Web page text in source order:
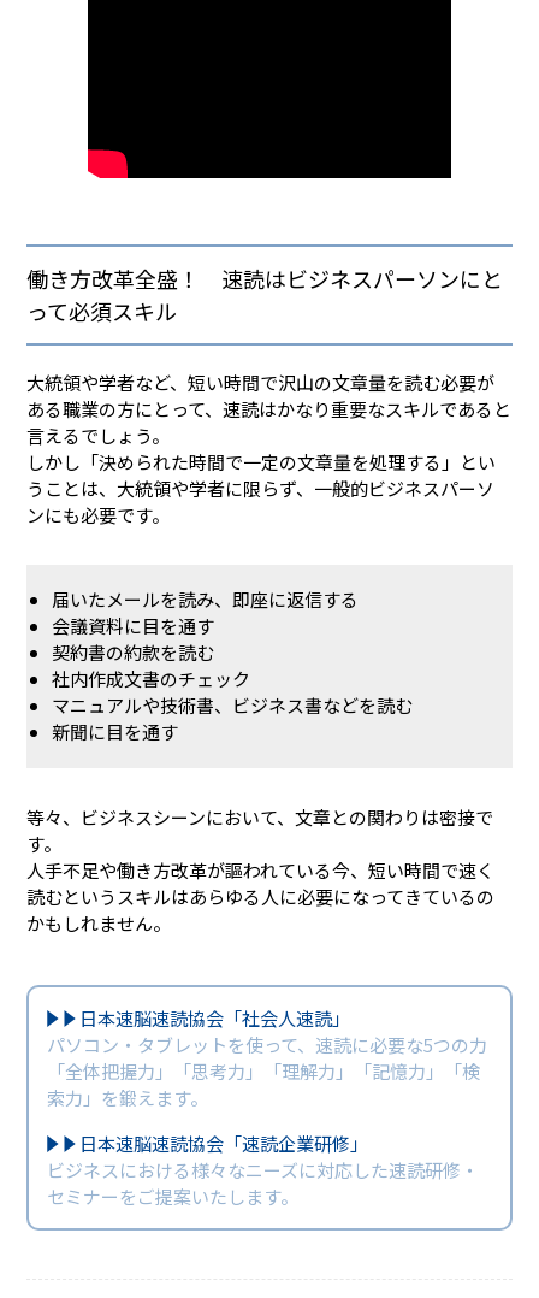
働き方改革全盛！ 速読はビジネスパーソンにと
って必須スキル
大統領や学者など、短い時間で沢山の文章量を読む必要が
ある職業の方にとって、速読はかなり重要なスキルであると
言えるでしょう。
しかし「決められた時間で一定の文章量を処理する」とい
うことは、大統領や学者に限らず、一般的ビジネスパーソ
ンにも必要です。
届いたメールを読み、即座に返信する
会議資料に目を通す
契約書の約款を読む
社内作成文書のチェック
マニュアルや技術書、ビジネス書などを読む
新聞に目を通す
等々、ビジネスシーンにおいて、文章との関わりは密接で
す。
人手不足や働き方改革が謳われている今、短い時間で速く
読むというスキルはあらゆる人に必要になってきているの
かもしれません。
日本速脳速読協会「社会人速読」
パソコン・タブレットを使って、速読に必要な5つの力
「全体把握力」「思考力」「理解力」「記憶力」「検
索力」を鍛えます。
日本速脳速読協会「速読企業研修」
ビジネスにおける様々なニーズに対応した速読研修・
セミナーをご提案いたします。